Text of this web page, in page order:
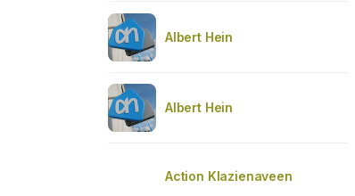
Albert Hein
Albert Hein
Action Klazienaveen